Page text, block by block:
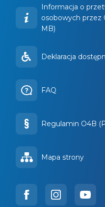
Informacja o
osobowych przez
MB)
Deklaracja
FAQ
Regulamin O4B
Mapa strony